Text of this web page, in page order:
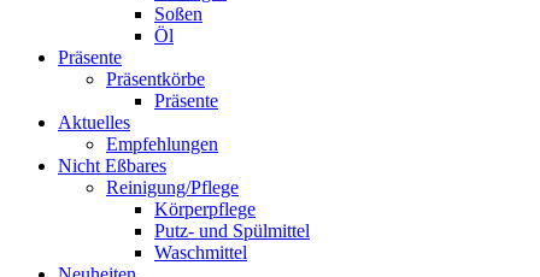
Soßen
Öl
Präsente
Präsentkörbe
Präsente
Aktuelles
Empfehlungen
Nicht Eßbares
Reinigung/Pflege
Körperpflege
Putz- und Spülmittel
Waschmittel